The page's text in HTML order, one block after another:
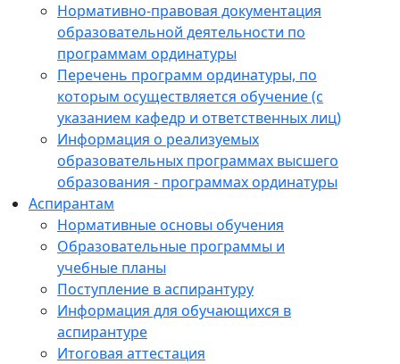
Нормативно-правовая документация
образовательной деятельности по
программам ординатуры
Перечень программ ординатуры, по
которым осуществляется обучение (с
указанием кафедр и ответственных лиц)
Информация о реализуемых
образовательных программах высшего
образования - программах ординатуры
Аспирантам
Нормативные основы обучения
Образовательные программы и
учебные планы
Поступление в аспирантуру
Информация для обучающихся в
аспирантуре
Итоговая аттестация